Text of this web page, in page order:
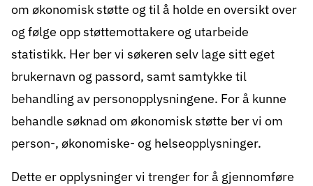
om økonomisk støtte og til å holde en oversikt over
og følge opp støttemottakere og utarbeide
statistikk. Her ber vi søkeren selv lage sitt eget
brukernavn og passord, samt samtykke til
behandling av personopplysningene. For å kunne
behandle søknad om økonomisk støtte ber vi om
person-, økonomiske- og helseopplysninger.
Dette er opplysninger vi trenger for å gjennomføre